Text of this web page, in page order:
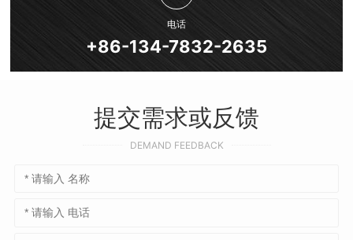
电话
+86-134-7832-2635
提交需求或反馈
DEMAND FEEDBACK